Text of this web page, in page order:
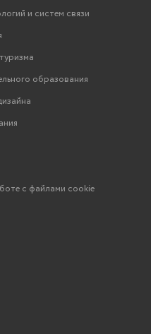
и систем связи
образования
с файлами cookie